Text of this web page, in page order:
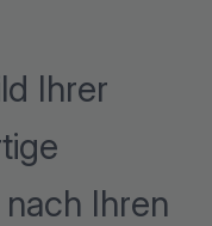
Ihrer
Ihren